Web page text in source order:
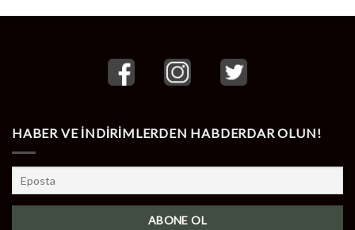
HABER VE İNDİRİMLERDEN HABDERDAR OLUN!